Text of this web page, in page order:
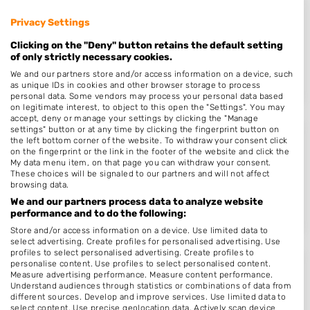
3907ND Veenendaal
Jareth Nails
Giessenplein 78
3522KG Utrecht
Op 16,25 km afstand
Nelly Nails
Bovenkruier 20
Privacy Settings
Clicking on the "Deny" button retains the default setting
of only strictly necessary cookies.
We and our partners store and/or access information on a device, such
as unique IDs in cookies and other browser storage to process
personal data. Some vendors may process your personal data based
on legitimate interest, to object to this open the "Settings". You may
accept, deny or manage your settings by clicking the "Manage
settings" button or at any time by clicking the fingerprint button on
the left bottom corner of the website. To withdraw your consent click
on the fingerprint or the link in the footer of the website and click the
My data menu item, on that page you can withdraw your consent.
These choices will be signaled to our partners and will not affect
browsing data.
We and our partners process data to analyze website
performance and to do the following:
Store and/or access information on a device. Use limited data to
select advertising. Create profiles for personalised advertising. Use
profiles to select personalised advertising. Create profiles to
personalise content. Use profiles to select personalised content.
Measure advertising performance. Measure content performance.
Understand audiences through statistics or combinations of data from
different sources. Develop and improve services. Use limited data to
select content. Use precise geolocation data. Actively scan device